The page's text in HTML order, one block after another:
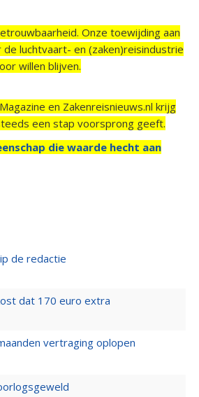
Onze toewijding aan
luchtvaart- en (zaken)reisindustrie
willen blijven.
en Zakenreisnieuws.nl krijg
een stap voorsprong geeft.
die waarde hecht aan
de redactie
dat 170 euro extra
vertraging oplopen